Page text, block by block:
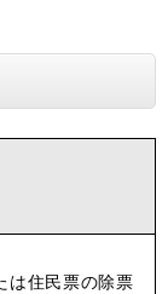
は住民票の除票